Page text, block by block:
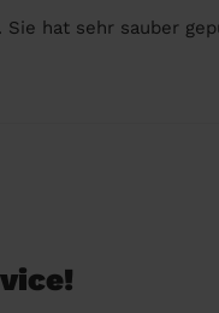
hat sehr sauber